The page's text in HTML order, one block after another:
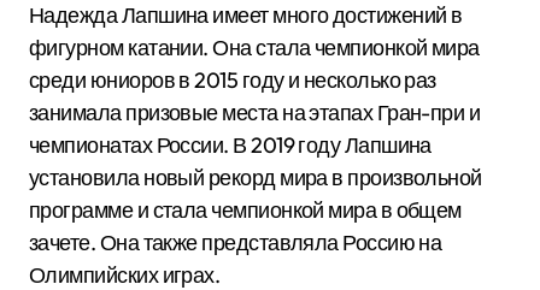
Надежда Лапшина имеет много достижений в
фигурном катании. Она стала чемпионкой мира
среди юниоров в 2015 году и несколько раз
занимала призовые места на этапах Гран-при и
чемпионатах России. В 2019 году Лапшина
установила новый рекорд мира в произвольной
программе и стала чемпионкой мира в общем
зачете. Она также представляла Россию на
Олимпийских играх.